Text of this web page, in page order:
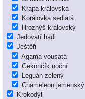
Krajta královská
Korálovka sedlatá
Hroznýš královský
Jedovatí hadi
Ještěři
Agama vousatá
Gekončík noční
Leguán zelený
Chameleon jemenský
Krokodýli